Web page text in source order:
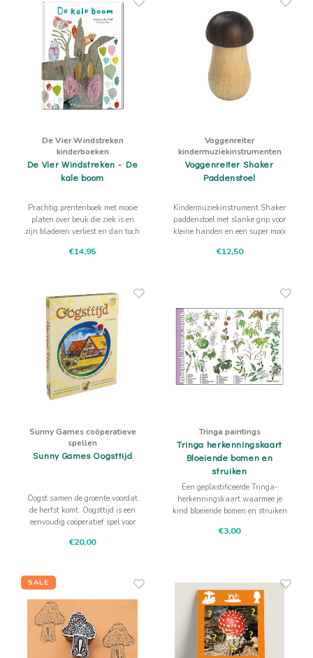
De Vier Windstreken
kinderboeken
De Vier Windstreken - De
kale boom
Prachtig prentenboek met mooie
platen over beuk die ziek is en
zijn bladeren verliest en dan toch
€14,95
Voggenreiter
kindermuziekinstrumenten
Voggenreiter Shaker
Paddenstoel
Kindermuziekinstrument Shaker
paddenstoel met slanke grip voor
kleine handen en een super mooi
€12,50
Sunny Games coöperatieve
spellen
Sunny Games Oogsttijd
Oogst samen de groente voordat
de herfst komt. Oogsttijd is een
eenvoudig coöperatief spel voor
€20,00
Tringa paintings
Tringa herkenningskaart
Bloeiende bomen en
struiken
Een geplastificeerde Tringa-
herkenningskaart waarmee je
kind bloeiende bomen en struiken
waaronder eik, berk, beuk, wilg,
en vergelijke
€3,00
SALE